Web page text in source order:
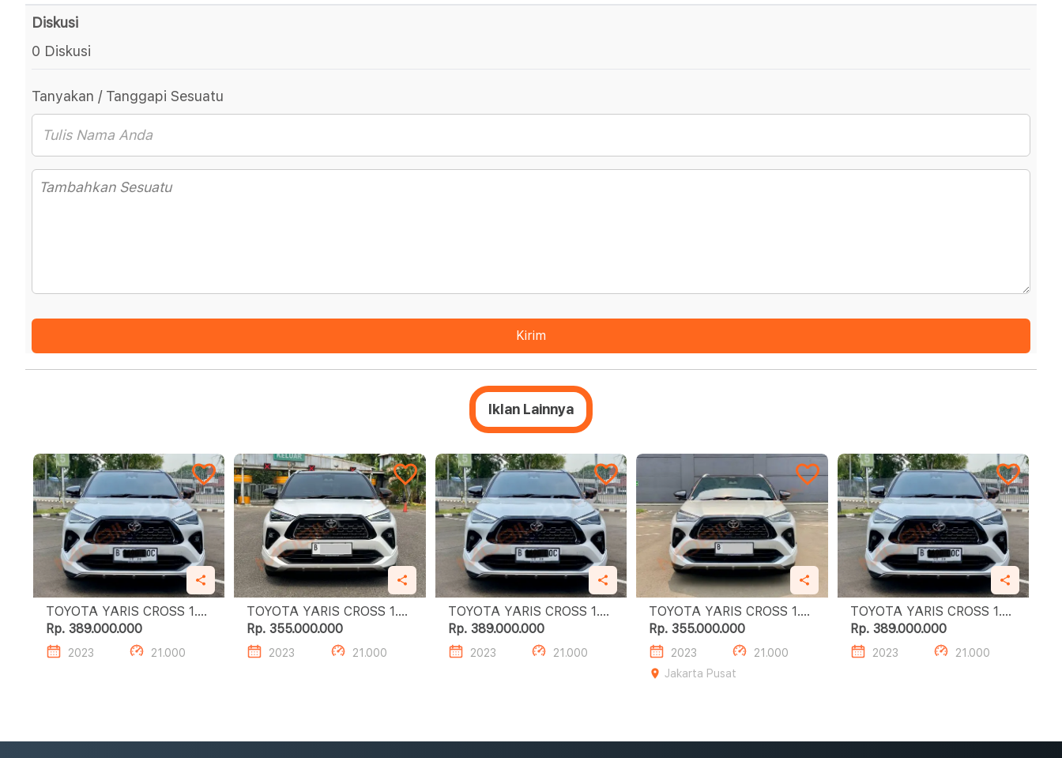
Diskusi
0 Diskusi
Tanyakan / Tanggapi Sesuatu
Kirim
Iklan Lainnya
TOYOTA YARIS CROSS 1.5
S GR HV TSS
Rp. 389.000.000
2023 21.000
TOYOTA YARIS CROSS 1.5
S GR HV TSS
Rp. 355.000.000
2023 21.000
TOYOTA YARIS CROSS 1.5
S GR HV TSS
Rp. 389.000.000
2023 21.000
TOYOTA YARIS CROSS 1.5
S GR HV TSS
Rp. 355.000.000
2023
21.000
Jakarta Pusat
TOYOTA YARIS CROSS 1.5
S GR HV TSS
Rp. 389.000.000
2023 21.000